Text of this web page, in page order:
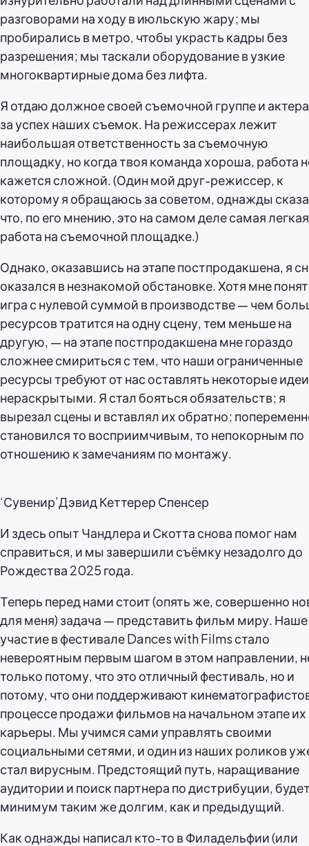
разговорами на ходу в июльскую жару; мы
пробирались в метро, чтобы украсть кадры без
разрешения; мы таскали оборудование в узкие
многоквартирные дома без лифта.
Я отдаю должное своей съемочной группе и
за успех наших съемок. На режиссерах лежит
наибольшая ответственность за съемочную
площадку, но когда твоя команда хороша, работа
кажется сложной. (Один мой друг-режиссер, к
которому я обращаюсь за советом, однажды
что, по его мнению, это на самом деле самая легкая
работа на съемочной площадке.)
Однако, оказавшись на этапе постпродакшена, я
оказался в незнакомой обстановке. Хотя мне
игра с нулевой суммой в производстве — чем
ресурсов тратится на одну сцену, тем меньше на
другую, — на этапе постпродакшена мне гораздо
сложнее смириться с тем, что наши ограниченные
ресурсы требуют от нас оставлять некоторые идеи
нераскрытыми. Я стал бояться обязательств; я
вырезал сцены и вставлял их обратно;
становился то восприимчивым, то непокорным по
отношению к замечаниям по монтажу.
‘Сувенир’Дэвид Кеттерер Спенсер
И здесь опыт Чандлера и Скотта снова помог нам
справиться, и мы завершили съёмку незадолго до
Рождества 2025 года.
Теперь перед нами стоит (опять же, совершенно
для меня) задача — представить фильм миру. Наше
участие в фестивале Dances with Films стало
невероятным первым шагом в этом направлении,
только потому, что это отличный фестиваль, но и
потому, что они поддерживают
процессе продажи фильмов на начальном этапе их
карьеры. Мы учимся сами управлять своими
социальными сетями, и один из наших роликов
стал вирусным. Предстоящий путь, наращивание
аудитории и поиск партнера по дистрибуции,
минимум таким же долгим, как и предыдущий.
Как однажды написал кто-то в Филадельфии (или